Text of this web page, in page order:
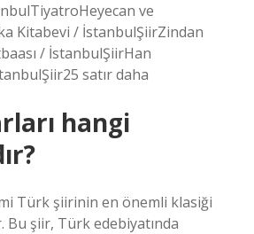
ve
Kitabevi / İstanbulŞiirZindan
/ İstanbulŞiirHan
satır daha
hangi
Türk şiirinin en önemli klasiği
şiir, Türk edebiyatında